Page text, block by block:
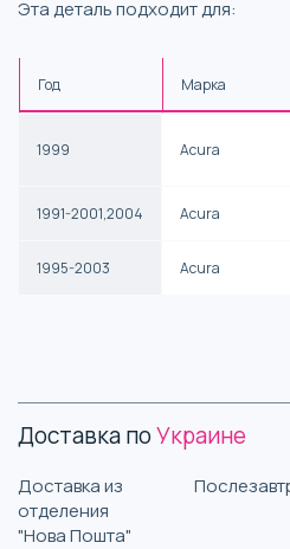
Эта деталь подходит для:
Год Марка
1999 Acura
1991-2001,2004 Acura
1995-2003 Acura
Доставка поУкраине
Доставка из
отделения
"Нова Пошта"